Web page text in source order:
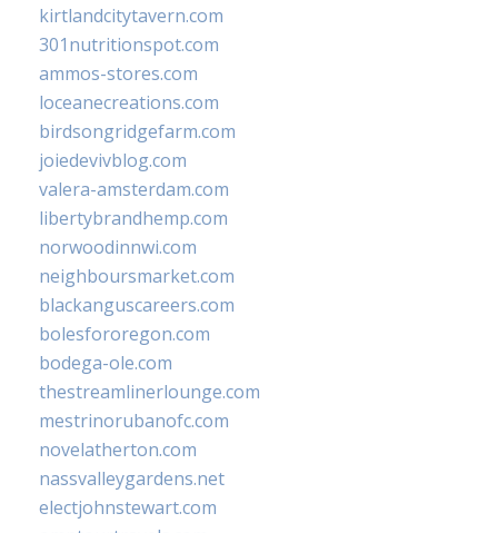
kirtlandcitytavern.com
301nutritionspot.com
ammos-stores.com
loceanecreations.com
birdsongridgefarm.com
joiedevivblog.com
valera-amsterdam.com
libertybrandhemp.com
norwoodinnwi.com
neighboursmarket.com
blackanguscareers.com
bolesfororegon.com
bodega-ole.com
thestreamlinerlounge.com
mestrinorubanofc.com
novelatherton.com
nassvalleygardens.net
electjohnstewart.com